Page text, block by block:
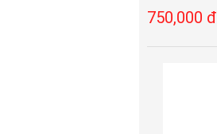
750,000 đ